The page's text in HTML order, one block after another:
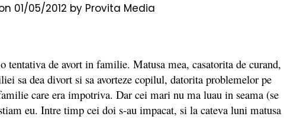
01/05/2012 by Provita Media
tentativa de avort in familie. Matusa mea, casatorita de curand,
sa dea divort si sa avorteze copilul, datorita problemelor pe
care era impotriva. Dar cei mari nu ma luau in seama (se
eu. Intre timp cei doi s-au impacat, si la cateva luni matusa